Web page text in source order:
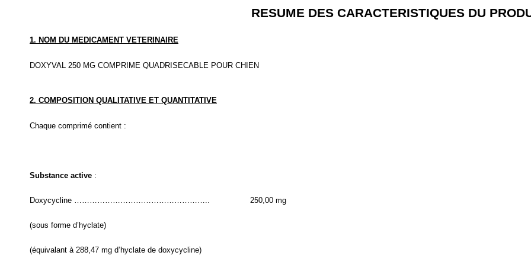
RESUME DES CARACTERISTIQUES DU
1. NOM DU MEDICAMENT VETERINAIRE
DOXYVAL 250 MG COMPRIME QUADRISECABLE POUR CHIEN
2. COMPOSITION QUALITATIVE ET QUANTITATIVE
Chaque comprimé contient :
Substance active :
Doxycycline …………………………………………….. 250,00 mg
(sous forme d’hyclate)
(équivalant à 288,47 mg d’hyclate de doxycycline)